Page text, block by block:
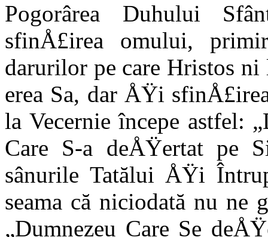
Pogorârea Duhului
sfinÅ£irea omului,
darurilor pe care Hristos
erea Sa, dar ÅŸi
la Vecernie începe astfel:
Care S-a deÅŸertat pe
sânurile Tatălui ÅŸi
seama că nicioda­tă nu ne
„Dumnezeu Care Se